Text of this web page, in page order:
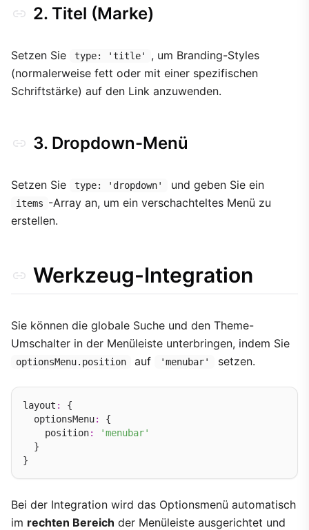
2. Titel (Marke)
Setzen Sie type: 'title'
, um Branding-Styles
(normalerweise fett oder mit einer spezifischen
Schriftstärke) auf den Link anzuwenden.
3. Dropdown-Menü
Setzen Sie type: 'dropdown' und geben Sie ein
items -Array an, um ein verschachteltes Menü zu
erstellen.
Werkzeug-Integration
Sie können die globale Suche und den Theme-
Umschalter in der Menüleiste unterbringen, indem Sie
optionsMenu.position auf 'menubar' setzen.
layout :
{
  optionsMenu
:
{
    position
:
'menubar'
  }
Bei der Integration wird das Optionsmenü automatisch
im rechten Bereich der Menüleiste ausgerichtet und